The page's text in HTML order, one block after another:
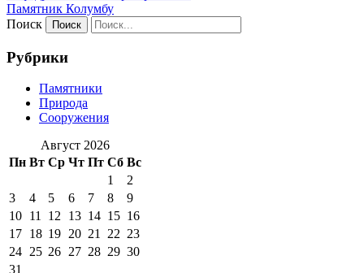
Пaмятник Колумбу
Поиск
Рубрики
Памятники
Природа
Сооружения
Август 2026
Пн Вт Ср Чт Пт Сб Вс
1
2
3
4 5 6 7 8
9
10 11 12 13 14 15 16
17 18 19 20 21 22 23
24 25 26 27 28 29 30
31